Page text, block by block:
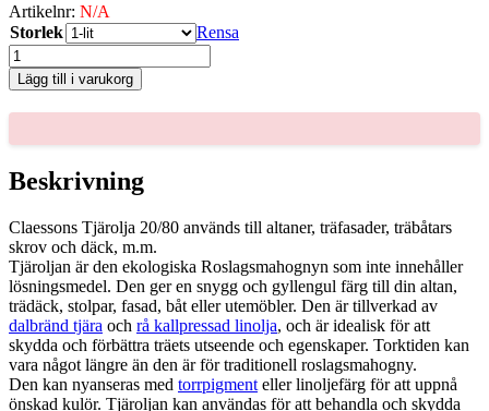
Artikelnr: N/A
Storlek
Rensa
Tjärolja
20/80
mängd
Lägg till i varukorg
Beskrivning
Claessons Tjärolja 20/80 används till altaner, träfasader, träbåtars
skrov och däck, m.m.
Tjäroljan är den ekologiska Roslagsmahognyn som inte innehåller
lösningsmedel. Den ger en snygg och gyllengul färg till din altan,
trädäck, stolpar, fasad, båt eller utemöbler. Den är tillverkad av
dalbränd tjära och rå kallpressad linolja, och är idealisk för att
skydda och förbättra träets utseende och egenskaper. Torktiden kan
vara något längre än den är för traditionell roslagsmahogny.
Den kan nyanseras med torrpigment eller linoljefärg för att uppnå
önskad kulör. Tjäroljan kan användas för att behandla och skydda